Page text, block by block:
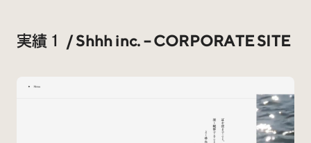
実績１ / Shhh inc. – CORPORATE SITE